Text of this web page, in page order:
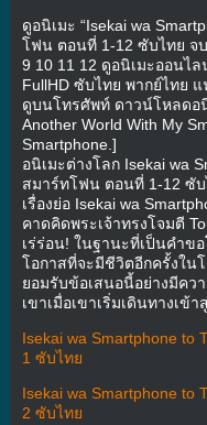
ดูอนิเมะ “Isekai wa
โฟน ตอนที่ 1-12 ซับไทย จ
9 10 11 12 ดูอนิเมะออนไ
FullHD ซับไทย พากย์ไทย
ดูบนโทรศัพท์ ดาวน์โหลดอ
Another World With My
Smartphone.]
อนิเมะต่างโลก Isekai wa
สมาร์ทโฟน ตอนที่ 1-12 ซับ
เรื่องย่อ Isekai wa
คาดคิดพระเจ้าทรงโจมตี
เร่ร่อน! ในฐานะที่เป็นคำข
โอกาสที่จะมีชีวิตอีกครั้งใน
ยอมรับข้อเสนอนี้อย่างมีคว
เขาเมื่อเขาเริ่มเดินทางเข้
Isekai wa Smartphone
1 ซับไทย
Isekai wa Smartphone
2 ซับไทย